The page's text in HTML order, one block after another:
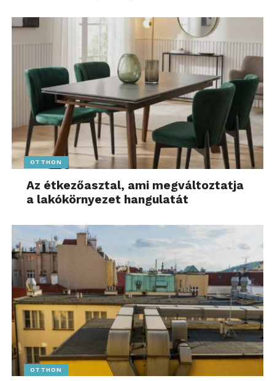
OTTHON
Az étkezőasztal, ami megváltoztatja
a lakókörnyezet hangulatát
OTTHON